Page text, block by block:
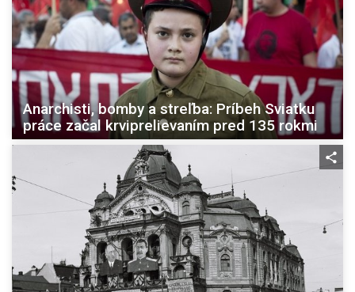
Anarchisti, bomby a streľba: Príbeh Sviatku
práce začal krviprelievaním pred 135 rokmi